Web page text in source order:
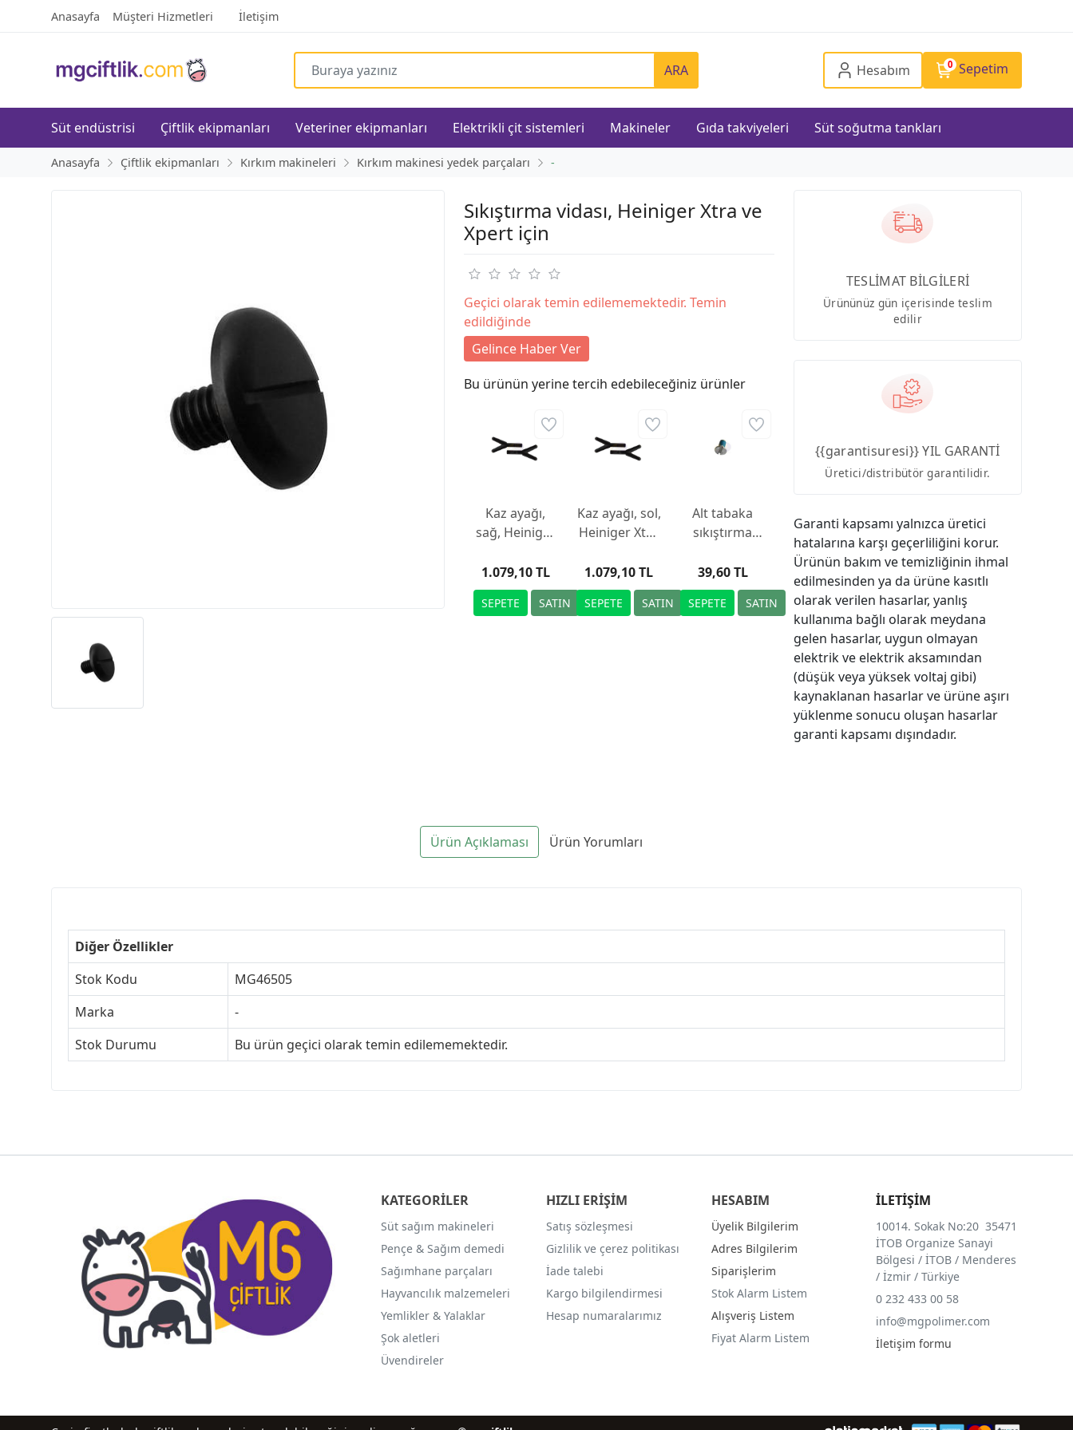
Anasayfa Müşteri Hizmetleri İletişim
ARA Hesabım 0 Sepetim
Süt endüstrisi Çiftlik ekipmanları Veteriner ekipmanları Elektrikli çit sistemleri Makineler Gıda takviyeleri Süt soğutma tankları
Anasayfa Çiftlik ekipmanları Kırkım makineleri Kırkım makinesi yedek parçaları -
Sıkıştırma vidası, Heiniger Xtra ve
Xpert için
Geçici olarak temin edilememektedir. Temin
edildiğinde
Gelince Haber Ver
Bu ürünün yerine tercih edebileceğiniz ürünler
Kaz ayağı,
sağ, Heiniger
için
1.079,10 TL
Kaz ayağı, sol,
Heiniger Xtra
1.079,10 TL
Alt tabaka
sıkıştırma
Heiniger Xtra
ve Xpert için
39,60 TL
TESLİMAT BİLGİLERİ
Ürününüz gün içerisinde teslim
edilir
{{garantisuresi}} YIL GARANTİ
Üretici/distribütör garantilidir.
Garanti kapsamı yalnızca üretici
hatalarına karşı geçerliliğini korur.
Ürünün bakım ve temizliğinin ihmal
edilmesinden ya da ürüne kasıtlı
olarak verilen hasarlar, yanlış
kullanıma bağlı olarak meydana
gelen hasarlar, uygun olmayan
elektrik ve elektrik aksamından
(düşük veya yüksek voltaj gibi)
kaynaklanan hasarlar ve ürüne aşırı
yüklenme sonucu oluşan hasarlar
garanti kapsamı dışındadır.
Ürün Açıklaması Ürün Yorumları
Diğer Özellikler
Stok Kodu
MG46505
Marka
-
Stok Durumu
Bu ürün geçici olarak temin edilememektedir.
KATEGORİLER
Süt sağım makineleri
Pençe & Sağım demedi
Sağımhane parçaları
Hayvancılık malzemeleri
Yemlikler & Yalaklar
Şok aletleri
Üvendireler
HIZLI ERİŞİM
Satış sözleşmesi
Gizlilik ve çerez politikası
İade talebi
Kargo bilgilendirmesi
Hesap numaralarımız
HESABIM
Üyelik Bilgilerim
Adres Bilgilerim
Siparişlerim
Stok Alarm Listem
Alışveriş Listem
Fiyat Alarm Listem
İLETİŞİM
10014. Sokak No:20 35471
İTOB Organize Sanayi
Bölgesi / İTOB / Menderes
/ İzmir / Türkiye
0 232 433 00 58
info@mgpolimer.com
İletişim formu